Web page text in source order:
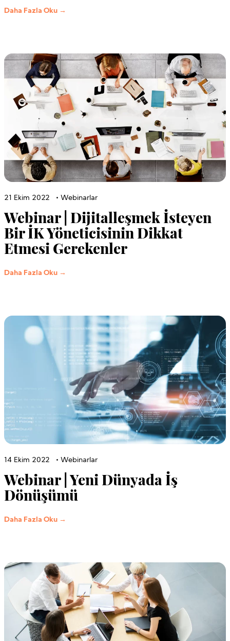
Daha Fazla Oku →
21 Ekim 2022 • Webinarlar
Webinar | Dijitalleşmek İsteyen
Bir İK Yöneticisinin Dikkat
Etmesi Gerekenler
Daha Fazla Oku →
14 Ekim 2022 • Webinarlar
Webinar | Yeni Dünyada İş
Dönüşümü
Daha Fazla Oku →